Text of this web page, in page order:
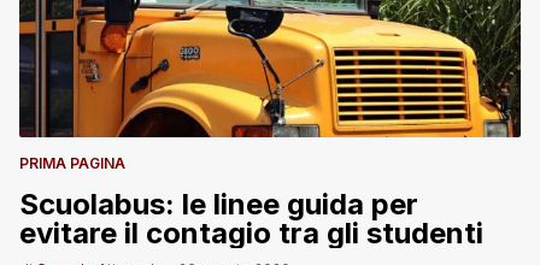
PRIMA PAGINA
Scuolabus: le linee guida per
evitare il contagio tra gli studenti